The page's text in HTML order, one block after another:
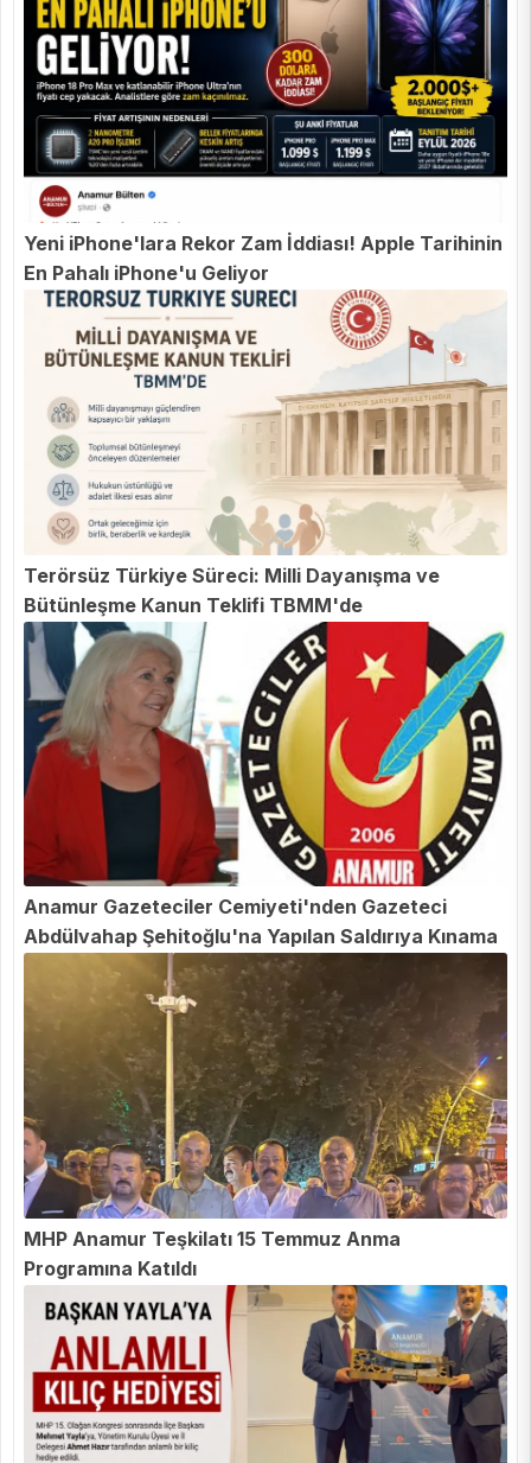
Yeni iPhone'lara Rekor Zam İddiası! Apple Tarihinin
En Pahalı iPhone'u Geliyor
Terörsüz Türkiye Süreci: Milli Dayanışma ve
Bütünleşme Kanun Teklifi TBMM'de
Anamur Gazeteciler Cemiyeti'nden Gazeteci
Abdülvahap Şehitoğlu'na Yapılan Saldırıya Kınama
MHP Anamur Teşkilatı 15 Temmuz Anma
Programına Katıldı